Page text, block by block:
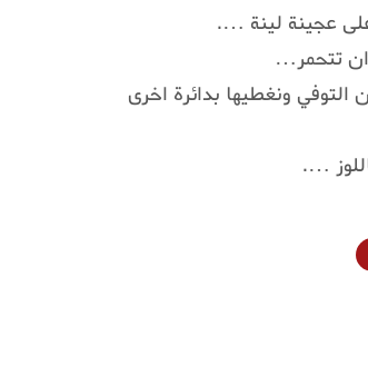
عجينة لينة ….
تتحمر…
ونغطيها بدائرة اخرى
….